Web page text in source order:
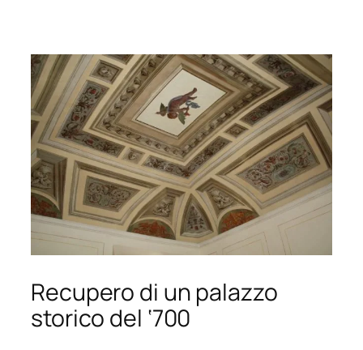
Recupero di un palazzo
storico del ‘700